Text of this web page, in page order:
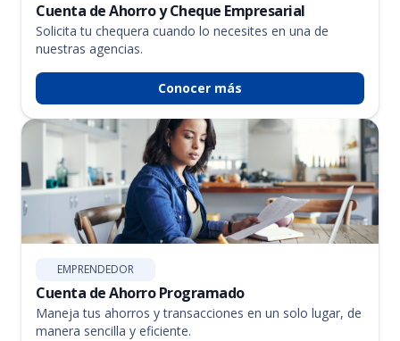
Cuenta de Ahorro y Cheque Empresarial
Solicita tu chequera cuando lo necesites en una de
nuestras agencias.
Conocer más
EMPRENDEDOR
Cuenta de Ahorro Programado
Maneja tus ahorros y transacciones en un solo lugar, de
manera sencilla y eficiente.